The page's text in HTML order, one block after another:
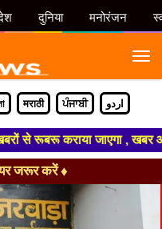
मराठी ਪੰਜਾਬੀ اردو
जाएगा , खबर ओर
जरूर करें ♦
दुनिया मनोरंजन